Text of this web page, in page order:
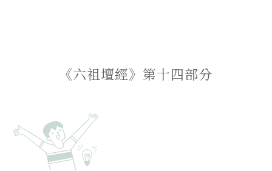
每日一講《六祖壇經》第十四部分